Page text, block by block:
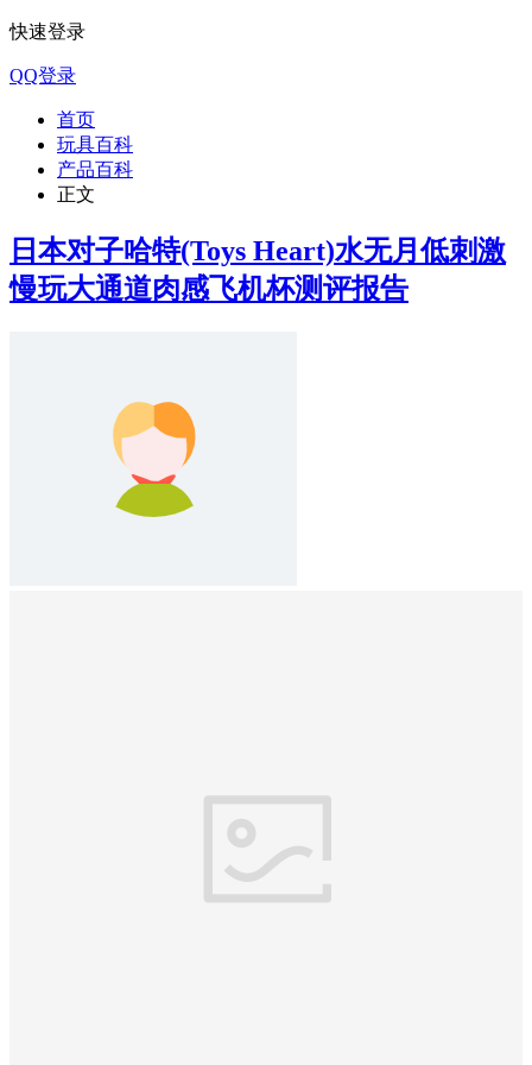
快速登录
QQ登录
首页
玩具百科
产品百科
正文
日本对子哈特(Toys Heart)水无月低刺激
慢玩大通道肉感飞机杯测评报告